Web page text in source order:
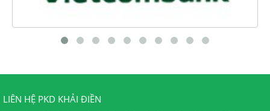
LIÊN HỆ PKD KHẢI ĐIỀN